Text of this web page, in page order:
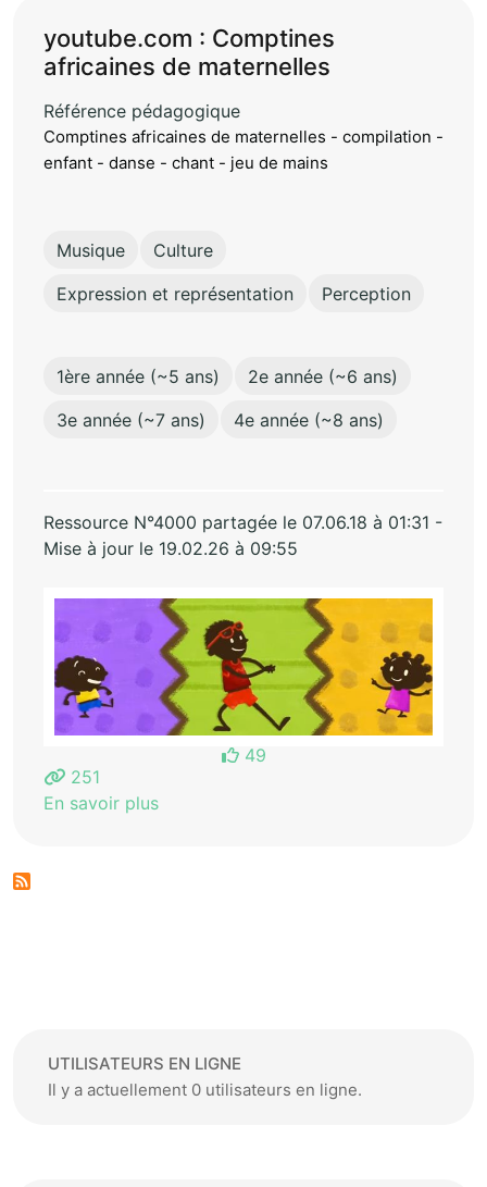
youtube.com : Comptines
africaines de maternelles
Référence pédagogique
Comptines africaines de maternelles - compilation -
enfant - danse - chant - jeu de mains
Musique
Culture
Expression et représentation
Perception
1ère année (~5 ans)
2e année (~6 ans)
3e année (~7 ans)
4e année (~8 ans)
Ressource N°4000 partagée le 07.06.18 à 01:31 -
Mise à jour le 19.02.26 à 09:55
49
251
En savoir plus
UTILISATEURS EN LIGNE
Il y a actuellement 0 utilisateurs en ligne.